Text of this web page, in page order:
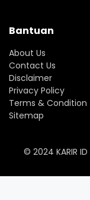
Bantuan
About Us
Contact Us
Disclaimer
Privacy Policy
Terms & Condition
Sitemap
© 2024 KARIR ID